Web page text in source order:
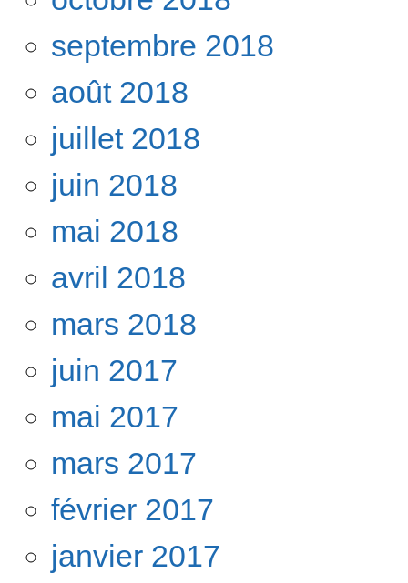
septembre 2018
août 2018
juillet 2018
juin 2018
mai 2018
avril 2018
mars 2018
juin 2017
mai 2017
mars 2017
février 2017
janvier 2017